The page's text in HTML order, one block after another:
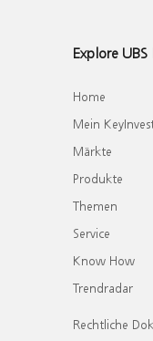
Explore UBS
Home
Mein
Märkte
Produkte
Themen
Service
Know How
Trendradar
Rechtliche